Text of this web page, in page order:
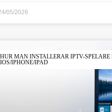
05/2026
HUR MAN INSTALLERAR IPTV-SPELARE
IOS/IPHONE/IPAD